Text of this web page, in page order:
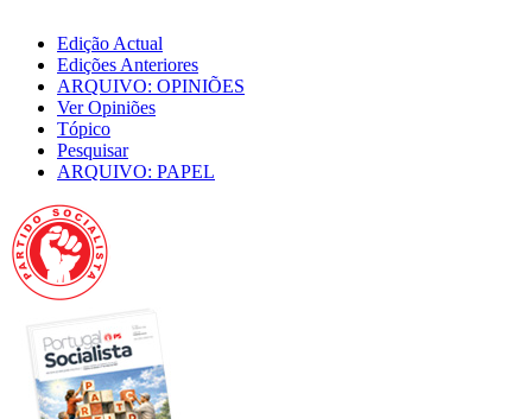
Edição Actual
Edições Anteriores
ARQUIVO: OPINIÕES
Ver Opiniões
Tópico
Pesquisar
ARQUIVO: PAPEL